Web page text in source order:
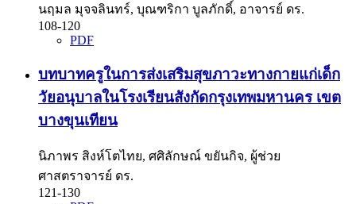
นฤมล มุจจลินทร์, บุณฑริกา บูลภักดิ์, อาจารย์ ดร.
108-120
PDF
บทบาทครูในการส่งเสริมสุขภาวะทางกายแก่เด็ก
วัยอนุบาลในโรงเรียนสังกัดกรุงเทพมหานคร เขต
บางขุนเทียน
นิภาพร สิงห์โตไทย, ศศิลักษณ์ ขยันกิจ, ผู้ช่วย
ศาสตราจารย์ ดร.
121-130